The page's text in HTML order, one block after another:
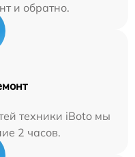
и обратно.
техники iBoto мы
2 часов.